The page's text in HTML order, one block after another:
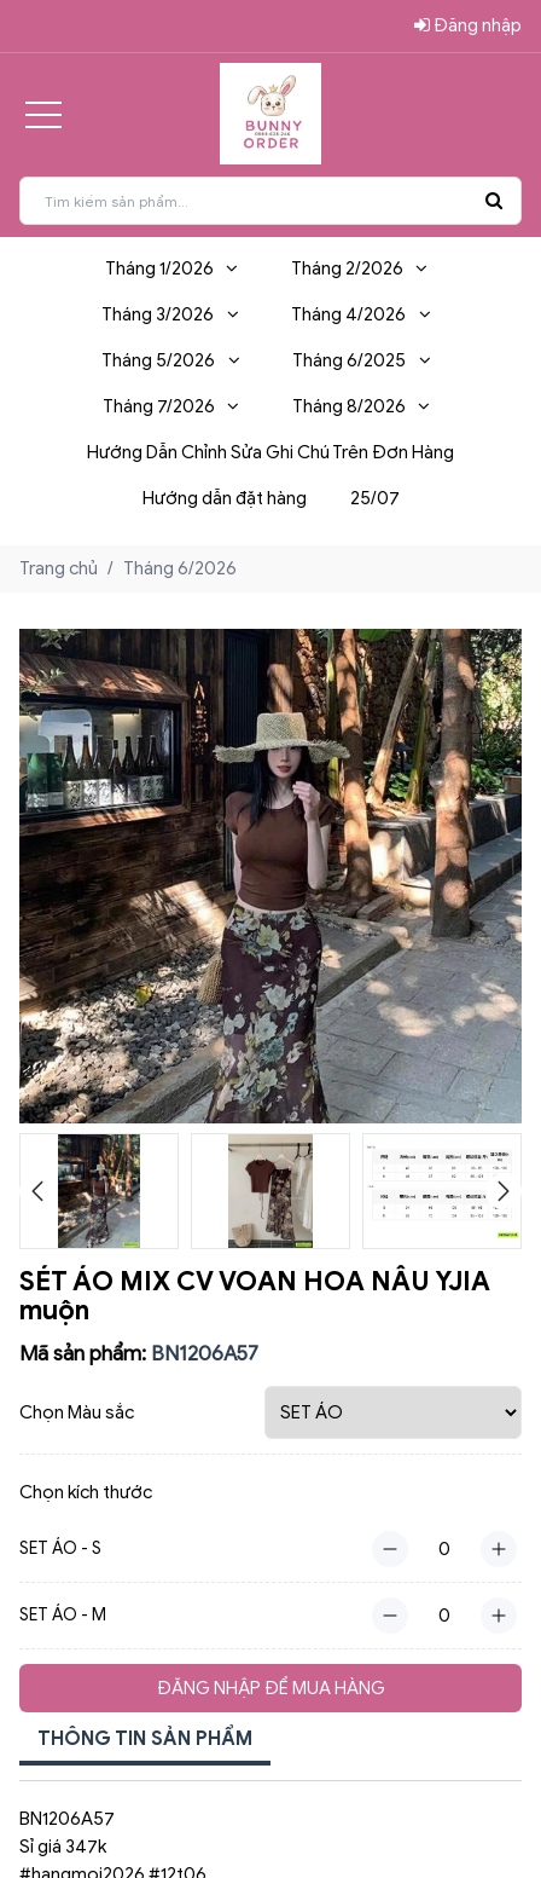
Đăng nhập
Tháng 1/2026 Tháng 2/2026
Tháng 3/2026 Tháng 4/2026
Tháng 5/2026 Tháng 6/2025
Tháng 7/2026 Tháng 8/2026
Hướng Dẫn Chỉnh Sửa Ghi Chú Trên Đơn Hàng
Hướng dẫn đặt hàng 25/07
Trang chủ / Tháng 6/2026
SÉT ÁO MIX CV VOAN HOA NÂU YJIA
muộn
Mã sản phẩm: BN1206A57
Chọn Màu sắc
Chọn kích thước
SET ÁO - S
SET ÁO - M
ĐĂNG NHẬP ĐỂ MUA HÀNG
THÔNG TIN SẢN PHẨM
BN1206A57
Sỉ giá 347k